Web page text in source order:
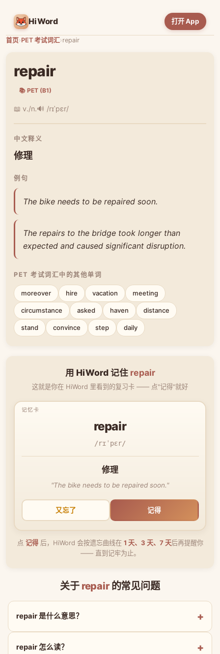
HiWord 打开 App
首页›PET 考试词汇›repair
repair
📚 PET (B1)
📖 v./n.🔊 /rɪˈpɛr/
中文释义
修理
例句
The bike needs to be repaired soon.
The repairs to the bridge took longer than
expected and caused significant disruption.
PET 考试词汇中的其他单词
moreover hire vacation meeting
circumstance asked haven distance
stand convince step daily
用 HiWord 记住 repair
这就是你在 HiWord 里看到的复习卡 —— 点"记得"就好
repair
/rɪˈpɛr/
修理
"The bike needs to be repaired soon."
又忘了 记得
点 记得后，HiWord 会按遗忘曲线在 1 天、3 天、7 天后再提醒你
—— 直到记牢为止。
关于 repair的常见问题
repair 是什么意思？
repair 怎么读？